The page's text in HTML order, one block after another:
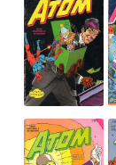
Édité
Dans la
Dans la
Plus